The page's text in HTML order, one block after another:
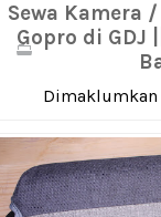
Sewa Kamera
Gopro di
Dimaklumkan